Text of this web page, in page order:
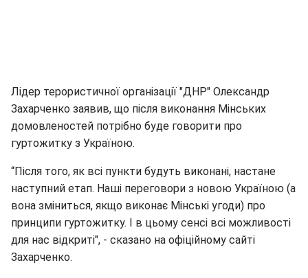
Лідер терористичної організації "ДНР" Олександр
Захарченко заявив, що після виконання Мінських
домовленостей потрібно буде говорити про
гуртожитку з Україною.
“Після того, як всі пункти будуть виконані, настане
наступний етап. Наші переговори з новою Україною (а
вона зміниться, якщо виконає Мінські угоди) про
принципи гуртожитку. І в цьому сенсі всі можливості
для нас відкриті", - сказано на офіційному сайті
Захарченко.